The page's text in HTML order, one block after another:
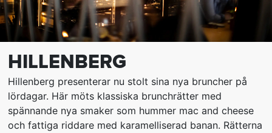
HILLENBERG
Hillenberg presenterar nu stolt sina nya bruncher på
lördagar. Här möts klassiska brunchrätter med
spännande nya smaker som hummer mac and cheese
och fattiga riddare med karamelliserad banan. Rätterna